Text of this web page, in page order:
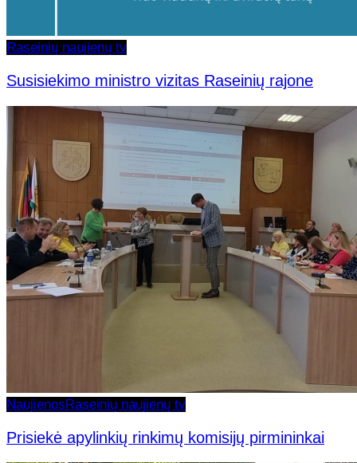
Raseinių naujienų tv
Susisiekimo ministro vizitas Raseinių rajone
NaujienosRaseinių naujienų tv
Prisiekė apylinkių rinkimų komisijų pirmininkai